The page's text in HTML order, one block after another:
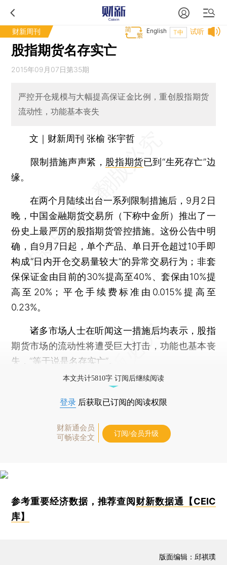
财新周刊 试听
T中
English
股指期货名存实亡
2015年09月07日第35期
严控开仓规模与大幅提高保证金比例，重创股指期货
流动性，功能基本丧失
文｜财新周刊 张榆 张宇哲
限制措施声声紧， 股指期货已到“生死存亡”边
缘。
在两个月陆续出台一系列限制措施后，9月2日
晚，中国金融期货交易所（下称中金所）推出了一
份史上最严厉的股指期货管控措施。这份公告中明
确，自9月7日起，单个产品、单日开仓超过10手即
构成“日内开仓交易量较大”的异常交易行为；非套
保保证金由目前的30%提高至40%、套保由10%提
高至20%；平仓手续费标准由0.015%提高至
0.23%。
诸多市场人士在听闻这一措施后均表示，股指
期货市场的流动性将遭受巨大打击，功能也基本丧
失，“等于说是名存实亡”。
本文共计5810字 订阅后继续阅读
登录 后获取已订阅的阅读权限
财新通会员
可畅读全文
订阅/会员升级
参考重要经济数据，推荐查阅 财新数据通【CEIC
库】
版面编辑：邱祺璞